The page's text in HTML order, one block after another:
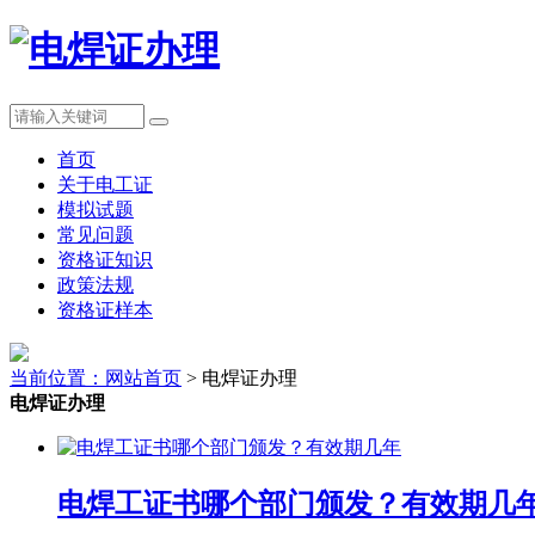
首页
关于电工证
模拟试题
常见问题
资格证知识
政策法规
资格证样本
当前位置： 网站首页 > 电焊证办理
电焊证办理
电焊工证书哪个部门颁发？有效期几